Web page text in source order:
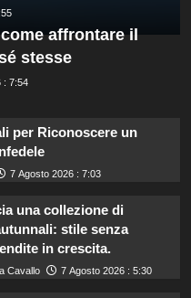
affrontare il
stesse
: 7:54
per Riconoscere un
7 Agosto 2026 : 7:03
una collezione di
stile senza
in crescita.
Cavallo 7 Agosto 2026 : 5:30